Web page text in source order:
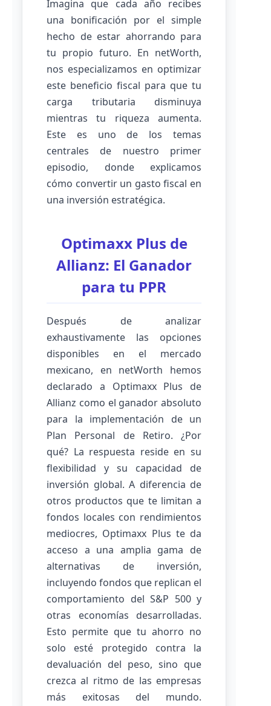
Imagina que cada año recibes
una bonificación por el simple
hecho de estar ahorrando para
tu propio futuro. En netWorth,
nos especializamos en optimizar
este beneficio fiscal para que tu
carga tributaria disminuya
mientras tu riqueza aumenta.
Este es uno de los temas
centrales de nuestro primer
episodio, donde explicamos
cómo convertir un gasto fiscal en
una inversión estratégica.
Optimaxx Plus de
Allianz: El Ganador
para tu PPR
Después de analizar
exhaustivamente las opciones
disponibles en el mercado
mexicano, en netWorth hemos
declarado a Optimaxx Plus de
Allianz como el ganador absoluto
para la implementación de un
Plan Personal de Retiro. ¿Por
qué? La respuesta reside en su
flexibilidad y su capacidad de
inversión global. A diferencia de
otros productos que te limitan a
fondos locales con rendimientos
mediocres, Optimaxx Plus te da
acceso a una amplia gama de
alternativas de inversión,
incluyendo fondos que replican el
comportamiento del S&P 500 y
otras economías desarrolladas.
Esto permite que tu ahorro no
solo esté protegido contra la
devaluación del peso, sino que
crezca al ritmo de las empresas
más exitosas del mundo.